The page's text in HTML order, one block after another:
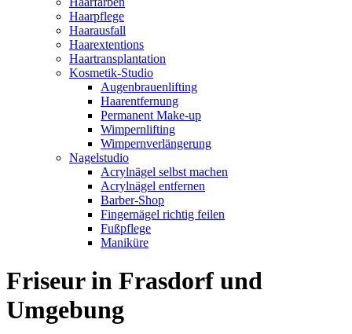
Haarpflege
Haarausfall
Haarextentions
Haartransplantation
Kosmetik-Studio
Augenbrauenlifting
Haarentfernung
Permanent Make-up
Wimpernlifting
Wimpernverlängerung
Nagelstudio
Acrylnägel selbst machen
Acrylnägel entfernen
Barber-Shop
Fingernägel richtig feilen
Fußpflege
Maniküre
Friseur in Frasdorf und
Umgebung